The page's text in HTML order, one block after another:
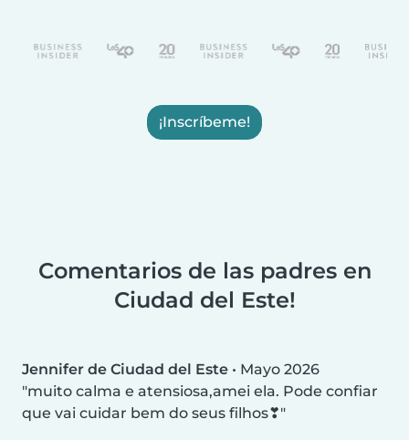
¡Inscríbeme!
Comentarios de las padres en
Ciudad del Este!
Jennifer de Ciudad del Este • Mayo 2026
muito calma e atensiosa,amei ela. Pode confiar
que vai cuidar bem do seus filhos❣